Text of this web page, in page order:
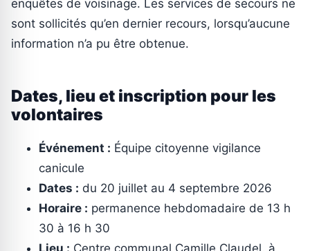
enquêtes de voisinage. Les services de secours ne
sont sollicités qu’en dernier recours, lorsqu’aucune
information n’a pu être obtenue.
Dates, lieu et inscription pour les
volontaires
Événement : Équipe citoyenne vigilance
canicule
Dates : du 20 juillet au 4 septembre 2026
Horaire : permanence hebdomadaire de 13 h
30 à 16 h 30
Lieu : Centre communal Camille Claudel, à